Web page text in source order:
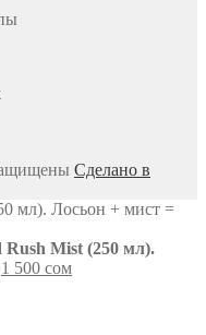
Сделано в
Rush Mist (250 мл).
Первоначальная
1 500 сомТекущая